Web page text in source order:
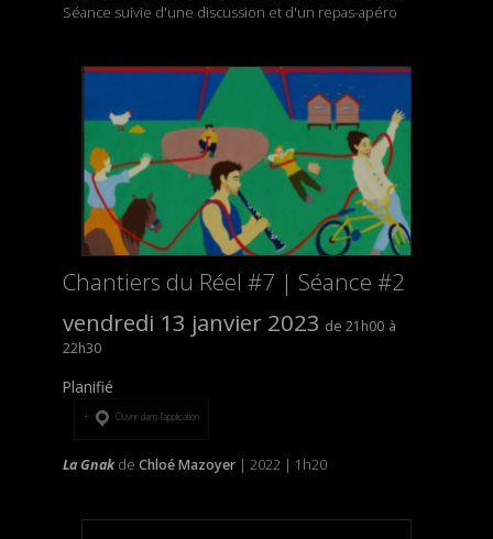
Séance suivie d'une discussion et d'un repas-apéro
Chantiers du Réel #7 | Séance #2
vendredi 13 janvier 2023
21h00
22h30
Planifié
Ouvrir dans l’application
La Gnakde Chloé Mazoyer| 2022 | 1h20